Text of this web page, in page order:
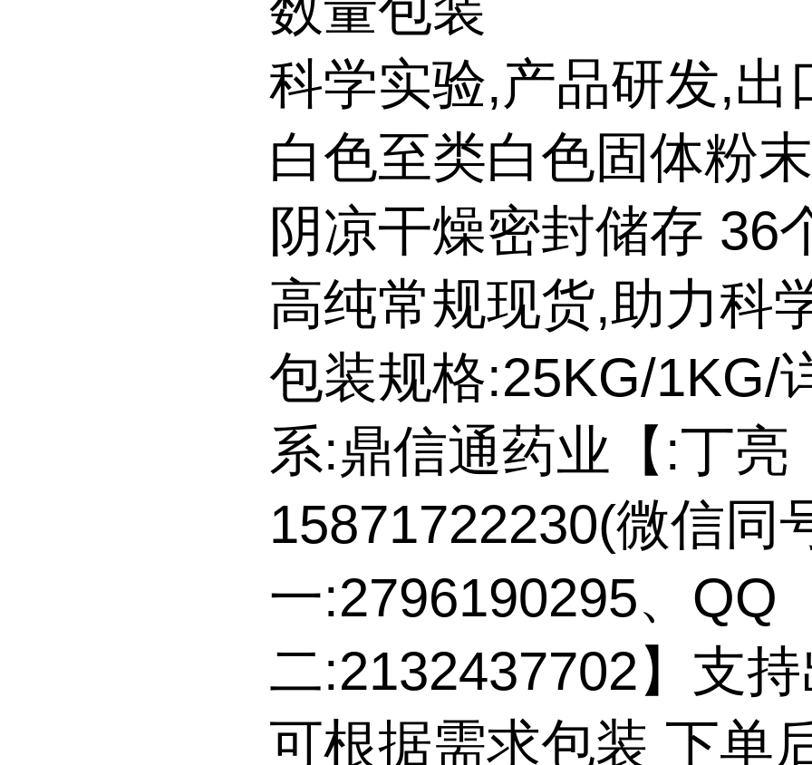
科学实验,产品研发,出
白色至类白色固体粉末
阴凉干燥密封储存 36
高纯常规现货,助力科
包装规格:25KG/1KG/
系:鼎信通药业【:丁亮
15871722230(微信同
一:2796190295、QQ
二:2132437702】支
可根据需求包装 下单